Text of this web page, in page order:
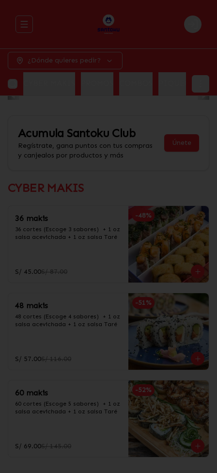
Abrir menu de navegación Login
¿Dónde quieres pedir?
Acumula Santoku Club
Regístrate, gana puntos con tus compras
y canjealos por productos y más
Únete
CYBER MAKIS
-48%
36 makis
36 cortes (Escoge 3 sabores)  + 1 oz
salsa acevichada + 1 oz salsa Taré
S/ 45.00S/ 87.00
-51%
48 makis
48 cortes (Escoge 4 sabores)  + 1 oz
salsa acevichada + 1 oz salsa Taré
S/ 57.00S/ 116.00
-52%
60 makis
60 cortes (Escoge 5 sabores)  + 1 oz
salsa acevichada + 1 oz salsa Taré
S/ 69.00S/ 145.00